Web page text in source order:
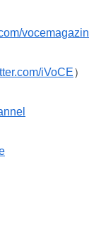
vocemagazin
iVoCE）